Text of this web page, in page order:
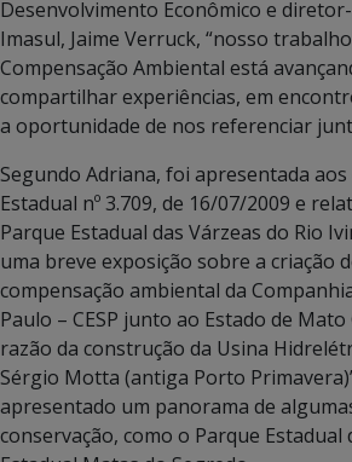
Desenvolvimento Econômico e
Imasul, Jaime Verruck, “nosso
Compensação Ambiental está
compartilhar experiências, em
a oportunidade de nos referenciar
Segundo Adriana, foi apresentada
Estadual nº 3.709, de 16/07/2009 e
Parque Estadual das Várzeas do Rio
uma breve exposição sobre a criação
compensação ambiental da
Paulo – CESP junto ao Estado de
razão da construção da Usina
Sérgio Motta (antiga Porto
apresentado um panorama de
conservação, como o Parque Estadual